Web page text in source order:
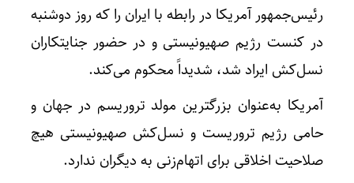
رئیس‌جمهور آمریکا در رابطه با ایران را که روز دوشنبه
در کنست رژیم صهیونیستی و در حضور جنایتکاران
نسل‌کش ایراد شد، شدیداً محکوم می‌کند.
آمریکا به‌عنوان بزرگترین مولد تروریسم در جهان و
حامی رژیم تروریست و نسل‌کش صهیونیستی هیچ
صلاحیت اخلاقی برای اتهام‌زنی به دیگران ندارد.